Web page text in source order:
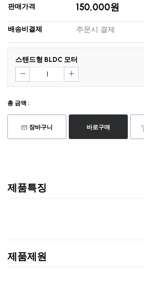
판매가격 150,000원
배송비결제 주문시 결제
스탠드형 BLDC 모터
총 금액 :
장바구니 바로구매
제품특징
제품제원